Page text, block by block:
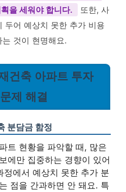
을 세워야 합니다.
또한, 사
두어 예상치 못한 추가 비용
것이 현명해요.
건축 아파트 투자
제 해결
분담금 함정
트 현황을 파악할 때, 많은
에만 집중하는 경향이 있어
정에서 예상치 못한 추가 분
점을 간과하면 안 돼요. 특